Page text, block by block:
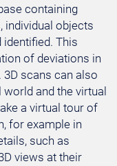
containing
individual objects
This
of deviations in
scans can also
and the virtual
a virtual tour of
for example in
such as
views at their